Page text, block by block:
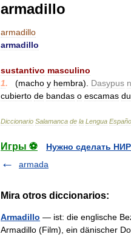
armadillo
armadillo
armadillo
sustantivo masculino
1. (macho y hembra). Dasypus
cubierto de bandas o escamas
Diccionario Salamanca de la Lengua
Игры ⚽
Нужно сделать
armada
Mira otros diccionarios:
Armadillo — ist: die englische
Armadillo (Film), ein dänischer